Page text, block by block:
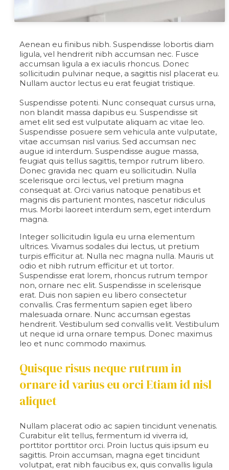
Aenean eu finibus nibh. Suspendisse lobortis diam
ligula, vel hendrerit nibh accumsan nec. Fusce
accumsan ligula a ex iaculis rhoncus. Donec
sollicitudin pulvinar neque, a sagittis nisl placerat eu.
Nullam auctor lectus eu erat feugiat tristique.
Suspendisse potenti. Nunc consequat cursus urna,
non blandit massa dapibus eu. Suspendisse sit
amet elit sed est vulputate aliquam ac vitae leo.
Suspendisse posuere sem vehicula ante vulputate,
vitae accumsan nisl varius. Sed accumsan nec
augue id interdum. Suspendisse augue massa,
feugiat quis tellus sagittis, tempor rutrum libero.
Donec gravida nec quam eu sollicitudin. Nulla
scelerisque orci lectus, vel pretium magna
consequat at. Orci varius natoque penatibus et
magnis dis parturient montes, nascetur ridiculus
mus. Morbi laoreet interdum sem, eget interdum
magna.
Integer sollicitudin ligula eu urna elementum
ultrices. Vivamus sodales dui lectus, ut pretium
turpis efficitur at. Nulla nec magna nulla. Mauris ut
odio et nibh rutrum efficitur et ut tortor.
Suspendisse erat lorem, rhoncus rutrum tempor
non, ornare nec elit. Suspendisse in scelerisque
erat. Duis non sapien eu libero consectetur
convallis. Cras fermentum sapien eget libero
malesuada ornare. Nunc accumsan egestas
hendrerit. Vestibulum sed convallis velit. Vestibulum
ut neque id urna ornare tempus. Donec maximus
leo et nunc commodo maximus.
Quisque risus neque rutrum in
ornare id varius eu orci Etiam id nisl
aliquet
Nullam placerat odio ac sapien tincidunt venenatis.
Curabitur elit tellus, fermentum id viverra id,
porttitor porttitor orci. Proin luctus quis ipsum eu
sagittis. Proin accumsan, magna eget tincidunt
volutpat, erat nibh faucibus ex, quis convallis ligula